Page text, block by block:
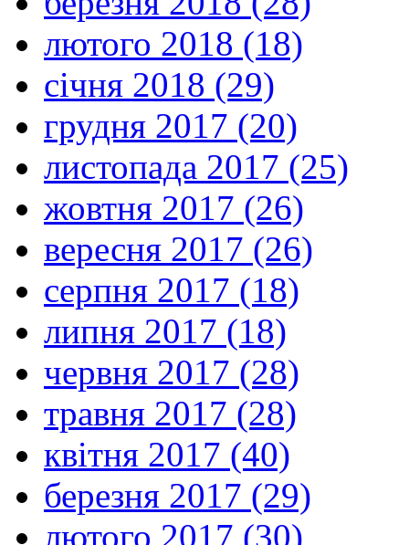
лютого 2018 (18)
січня 2018 (29)
грудня 2017 (20)
листопада 2017 (25)
жовтня 2017 (26)
вересня 2017 (26)
серпня 2017 (18)
липня 2017 (18)
червня 2017 (28)
травня 2017 (28)
квітня 2017 (40)
березня 2017 (29)
лютого 2017 (30)